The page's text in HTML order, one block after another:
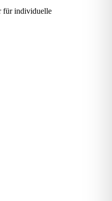
für individuelle